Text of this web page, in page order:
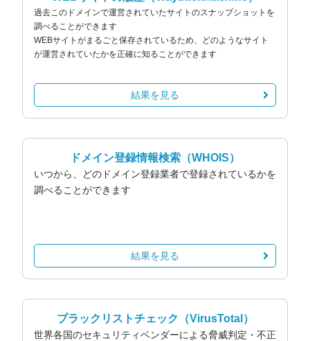
過去このドメインで運営されていたサイトのスナップショットを
調べることができます
WEBサイトがまるごと保存されているため、どのようなサイト
が運営されていたかを正確に知ることができます
結果を見る
ドメイン登録情報検索 （WHOIS）
いつから、どのドメイン登録業者で登録されているかを
調べることができます
結果を見る
ブラックリストチェック （VirusTotal）
世界各国のセキュリティベンダーによる脅威判定・不正